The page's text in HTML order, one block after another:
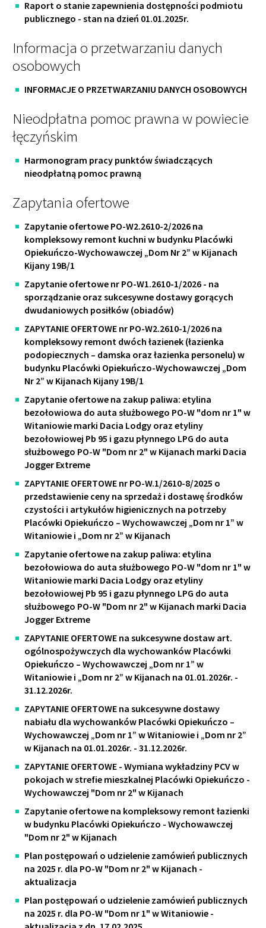
Raport o stanie zapewnienia dostępności podmiotu
publicznego - stan na dzień 01.01.2025r.
Informacja o przetwarzaniu danych
osobowych
INFORMACJE O PRZETWARZANIU DANYCH OSOBOWYCH
Nieodpłatna pomoc prawna w powiecie
łęczyńskim
Harmonogram pracy punktów świadczących
nieodpłatną pomoc prawną
Zapytania ofertowe
Zapytanie ofertowe PO-W2.2610-2/2026 na
kompleksowy remont kuchni w budynku Placówki
Opiekuńczo-Wychowawczej „Dom Nr 2” w Kijanach
Kijany 19B/1
Zapytanie ofertowe nr PO-W1.2610-1/2026 - na
sporządzanie oraz sukcesywne dostawy gorących
dwudaniowych posiłków (obiadów)
ZAPYTANIE OFERTOWE nr PO-W2.2610-1/2026 na
kompleksowy remont dwóch łazienek (łazienka
podopiecznych – damska oraz łazienka personelu) w
budynku Placówki Opiekuńczo-Wychowawczej „Dom
Nr 2” w Kijanach Kijany 19B/1
Zapytanie ofertowe na zakup paliwa: etylina
bezołowiowa do auta służbowego PO-W "dom nr 1" w
Witaniowie marki Dacia Lodgy oraz etyliny
bezołowiowej Pb 95 i gazu płynnego LPG do auta
służbowego PO-W "Dom nr 2" w Kijanach marki Dacia
Jogger Extreme
ZAPYTANIE OFERTOWE nr PO-W.1/2610-8/2025 o
przedstawienie ceny na sprzedaż i dostawę środków
czystości i artykułów higienicznych na potrzeby
Placówki Opiekuńczo – Wychowawczej „Dom nr 1” w
Witaniowie i „Dom nr 2” w Kijanach
Zapytanie ofertowe na zakup paliwa: etylina
bezołowiowa do auta służbowego PO-W "dom nr 1" w
Witaniowie marki Dacia Lodgy oraz etyliny
bezołowiowej Pb 95 i gazu płynnego LPG do auta
służbowego PO-W "Dom nr 2" w Kijanach marki Dacia
Jogger Extreme
ZAPYTANIE OFERTOWE na sukcesywne dostaw art.
ogólnospożywczych dla wychowanków Placówki
Opiekuńczo – Wychowawczej „Dom nr 1” w
Witaniowie i „Dom nr 2” w Kijanach na 01.01.2026r. -
31.12.2026r.
ZAPYTANIE OFERTOWE na sukcesywne dostawy
nabiału dla wychowanków Placówki Opiekuńczo –
Wychowawczej „Dom nr 1” w Witaniowie i „Dom nr 2”
w Kijanach na 01.01.2026r. - 31.12.2026r.
ZAPYTANIE OFERTOWE - Wymiana wykładziny PCV w
pokojach w strefie mieszkalnej Placówki Opiekuńczo -
Wychowawczej "Dom nr 2" w Kijanach
Zapytanie ofertowe na kompleksowy remont łazienki
w budynku Placówki Opiekuńczo - Wychowawczej
"Dom nr 2" w Kijanach
Plan postępowań o udzielenie zamówień publicznych
na 2025 r. dla PO-W "Dom nr 2" w Kijanach -
aktualizacja
Plan postępowań o udzielenie zamówień publicznych
na 2025 r. dla PO-W "Dom nr 1" w Witaniowie -